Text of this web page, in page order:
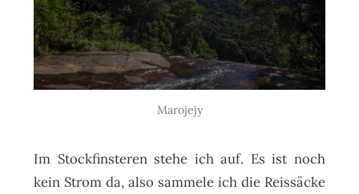
Marojejy
Im Stockfinsteren stehe ich auf. Es ist noch
kein Strom da, also sammele ich die Reissäcke